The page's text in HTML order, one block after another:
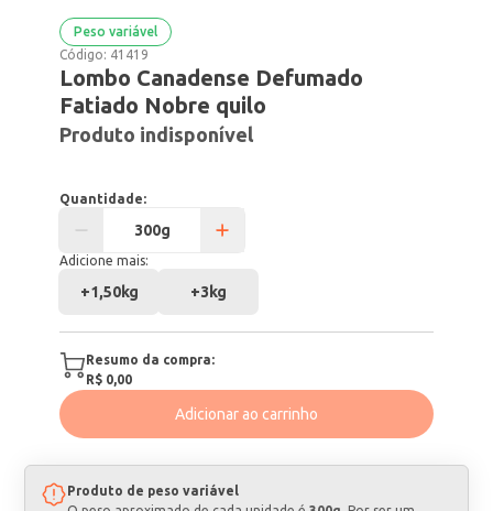
Peso variável
Código: 41419
Lombo Canadense Defumado
Fatiado Nobre quilo
Produto indisponível
Quantidade:
Adicione mais:
+1,50kg +3kg
Resumo da compra:
R$ 0,00
Adicionar ao carrinho
Produto de peso variável